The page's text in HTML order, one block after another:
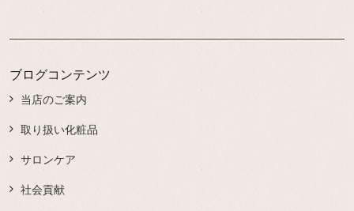
ブログコンテンツ
当店のご案内
取り扱い化粧品
サロンケア
社会貢献